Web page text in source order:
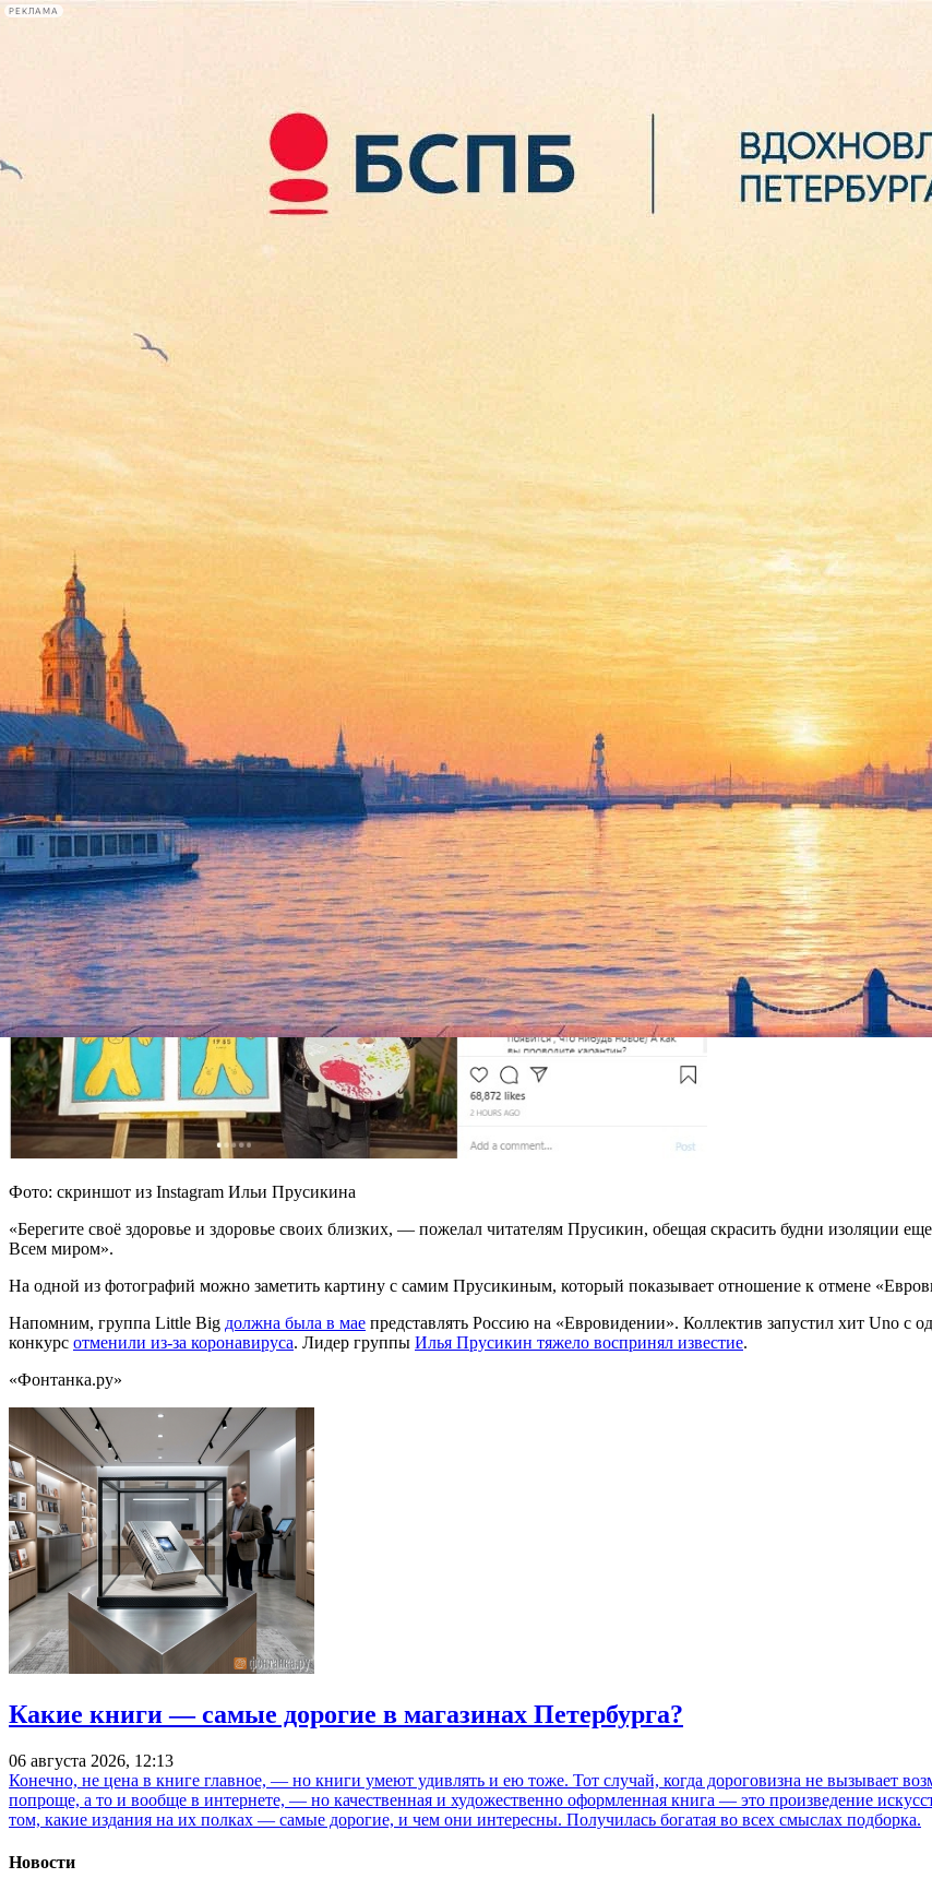
РЕКЛАМА
лекции
книги
Ильич из Little Big рассказал о своих буднях на карантине
24 марта 2020,
Лидер группы Little Big Илья Прусикин рассказал в личном Instagram , чем занимается в самоизоляции на карантине.
«Мы уехали за город, — рассказал он. — Работаем над новым материалом, придумываем клипы и пишем шоу. У меня
Свои творческие способности музыкант оценил скромно (однако разместив тут же собственный фотопортрет в образе
охарактеризовал как «гиперреализм» и пообещал выкладывать еще «шедевры» — по мере их появления.
Фото: скриншот из Instagram Ильи Прусикина
«Берегите своё здоровье и здоровье своих близких, — пожелал читателям Прусикин, обещая скрасить будни
Всем миром».
На одной из фотографий можно заметить картину с самим Прусикиным, который показывает отношение к отмене
Напомним, группа Little Big должна была в мае представлять Россию на «Евровидении». Коллектив запустил хит Uno с
конкурс отменили из-за коронавируса. Лидер группы Илья Прусикин тяжело воспринял известие.
«Фонтанка.ру»
Какие книги — самые дорогие в магазинах Петербурга?
06 августа 2026, 12:13
Конечно, не цена в книге главное, — но книги умеют удивлять и ею тоже. Тот случай, когда дороговизна не вызывает
попроще, а то и вообще в интернете, — но качественная и художественно оформленная книга — это произведение
том, какие издания на их полках — самые дорогие, и чем они интересны. Получилась богатая во всех смыслах подборка.
Новости